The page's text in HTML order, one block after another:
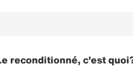
reconditionné, c'est